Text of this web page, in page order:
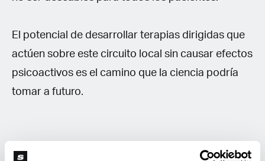
El potencial de desarrollar terapias dirigidas que
actúen sobre este circuito local sin causar efectos
psicoactivos es el camino que la ciencia podría
tomar a futuro.